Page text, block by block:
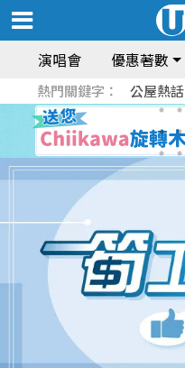
演唱會 優惠著數
熱門關鍵字： 公屋熱話